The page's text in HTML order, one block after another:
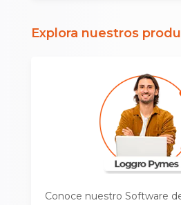
Explora nuestros
Conoce nuestro Software